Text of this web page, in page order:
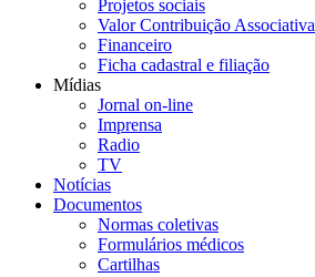
Projetos sociais
Valor Contribuição Associativa
Financeiro
Ficha cadastral e filiação
Mídias
Jornal on-line
Imprensa
Radio
TV
Notícias
Documentos
Normas coletivas
Formulários médicos
Cartilhas